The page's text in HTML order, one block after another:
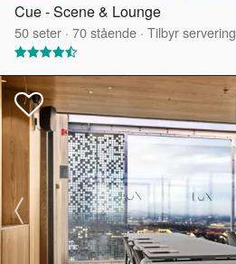
Cue - Scene & Lounge
50seter · 70stående · Tilbyr servering